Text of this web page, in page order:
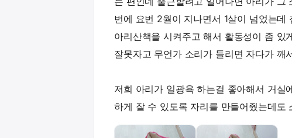
번에 요번 2월이 지나면서 1살이 넘었는
아리산책을 시켜주고 해서 활동성이 좀 있
잘못자고 무언가 소리가 들리면 자다가 깨
저희 아리가 일광욕 하는걸 좋아해서 거실
하게 잘 수 있도록 자리를 만들어줬는데도